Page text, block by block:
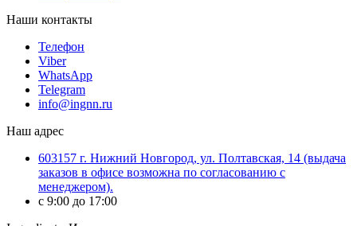
Наши контакты
Телефон
Viber
WhatsApp
Telegram
info@ingnn.ru
Наш адрес
603157 г. Нижний Новгород, ул. Полтавская, 14 (выдача
заказов в офисе возможна по согласованию с
менеджером).
c 9:00 до 17:00